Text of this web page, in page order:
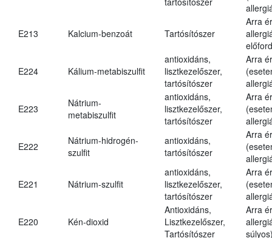
E213 Kalcium-benzoát Tartósítószer
Arra
E224 Kálium-metabiszulfit
antioxidáns,
lisztkezelőszer,
tartósítószer
Arra
E223
Nátrium-
metabiszulfit
antioxidáns,
lisztkezelőszer,
tartósítószer
Arra
E222
Nátrium-hidrogén-
szulfit
antioxidáns,
tartósítószer
Arra
E221 Nátrium-szulfit
antioxidáns,
lisztkezelőszer,
tartósítószer
Arra
E220 Kén-dioxid
Antioxidáns,
Lisztkezelőszer,
Tartósítószer
Arra